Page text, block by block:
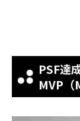
PSF達
MVP（